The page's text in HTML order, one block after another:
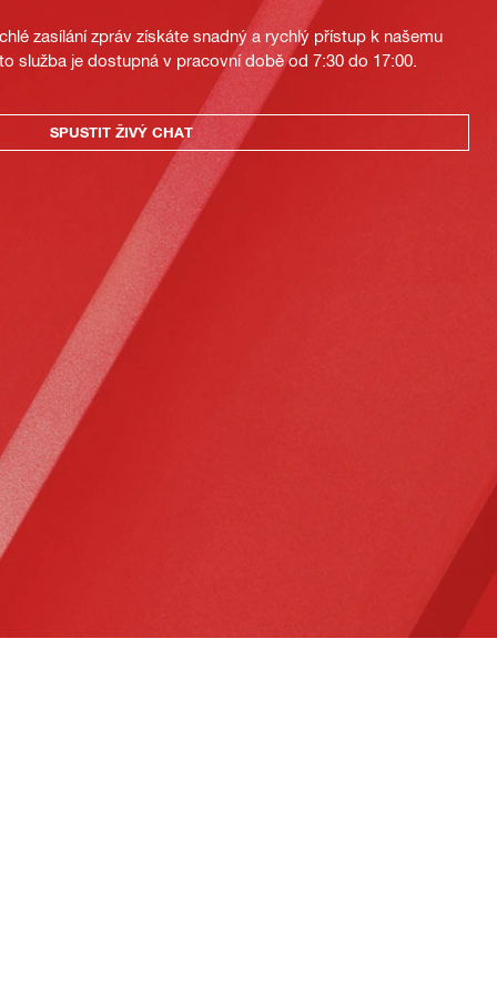
zasílání zpráv získáte snadný a rychlý přístup k našemu
služba je dostupná v pracovní době od 7:30 do 17:00.
SPUSTIT ŽIVÝ CHAT